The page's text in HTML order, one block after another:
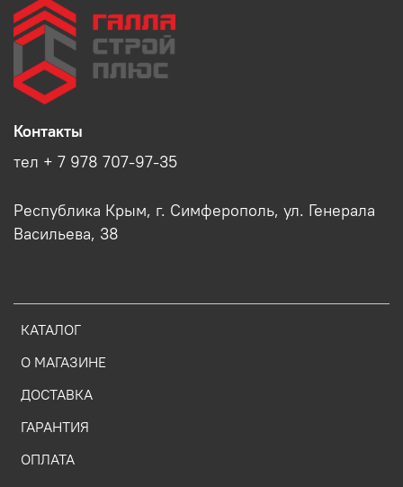
КАТАЛОГ
О МАГАЗИНЕ
ДОСТАВКА
ГАРАНТИЯ
ОПЛАТА
Контакты
тел + 7 978 707-97-35
Республика Крым, г. Симферополь, ул. Генерала
Васильева, 38